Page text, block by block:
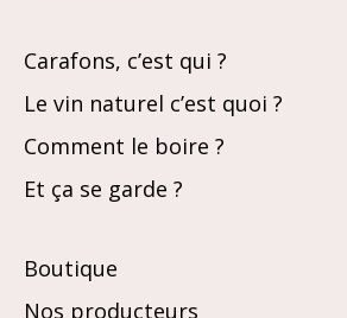
Carafons, c’est qui ?
Le vin naturel c’est quoi ?
Comment le boire ?
Et ça se garde ?
Boutique
Nos producteurs